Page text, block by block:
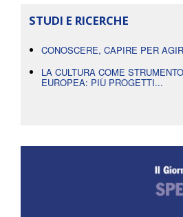
STUDI E RICERCHE
CONOSCERE, CAPIRE PER
LA CULTURA COME
EUROPEA: PIÙ PROGETTI...